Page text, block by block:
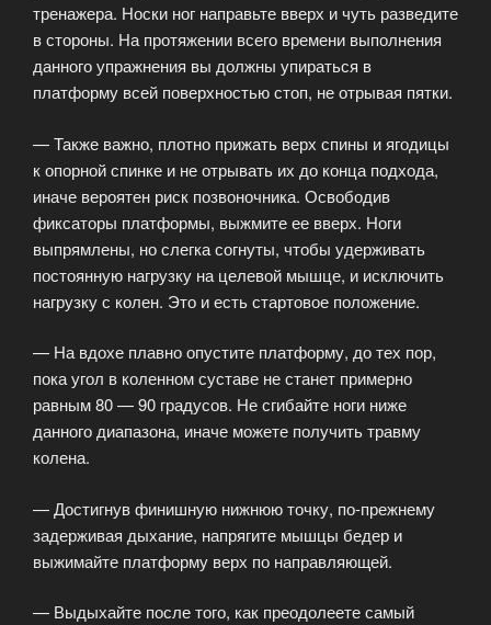
тренажера. Носки ног направьте вверх и чуть разведите
в стороны. На протяжении всего времени выполнения
данного упражнения вы должны упираться в
платформу всей поверхностью стоп, не отрывая пятки.
— Также важно, плотно прижать верх спины и ягодицы
к опорной спинке и не отрывать их до конца подхода,
иначе вероятен риск позвоночника. Освободив
фиксаторы платформы, выжмите ее вверх. Ноги
выпрямлены, но слегка согнуты, чтобы удерживать
постоянную нагрузку на целевой мышце, и исключить
нагрузку с колен. Это и есть стартовое положение.
— На вдохе плавно опустите платформу, до тех пор,
пока угол в коленном суставе не станет примерно
равным 80 — 90 градусов. Не сгибайте ноги ниже
данного диапазона, иначе можете получить травму
колена.
— Достигнув финишную нижнюю точку, по-прежнему
задерживая дыхание, напрягите мышцы бедер и
выжимайте платформу верх по направляющей.
— Выдыхайте после того, как преодолеете самый